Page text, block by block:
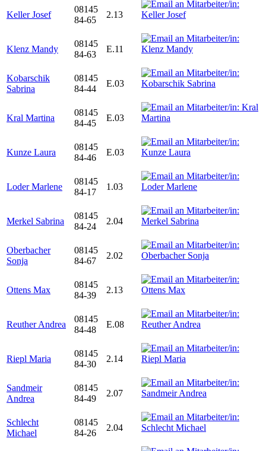
Keller Josef
08145
84-65
2.13
Klenz Mandy
08145
84-63
E.11
Kobarschik
Sabrina
08145
84-44
E.03
Kral Martina
08145
84-45
E.03
Kunze Laura
08145
84-46
E.03
Loder Marlene
08145
84-17
1.03
Merkel Sabrina
08145
84-24
2.04
Oberbacher
Sonja
08145
84-67
2.02
Ottens Max
08145
84-39
2.13
Reuther Andrea
08145
84-48
E.08
Riepl Maria
08145
84-30
2.14
Sandmeir
Andrea
08145
84-49
2.07
Schlecht
Michael
08145
84-26
2.04